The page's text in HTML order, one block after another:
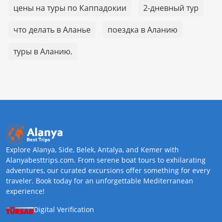
цены на туры по Каппадокии
2-дневный тур
что делать в Аланье
поездка в Аланию
туры в Аланию.
Explore Alanya, Side, Belek, Antalya, and Kemer with
Alanyabesttrips.com. From serene boat tours to exhilarating
adventures, our curated excursions offer something for every
traveler. Book today for an unforgettable Mediterranean
experience!
Digital Verification